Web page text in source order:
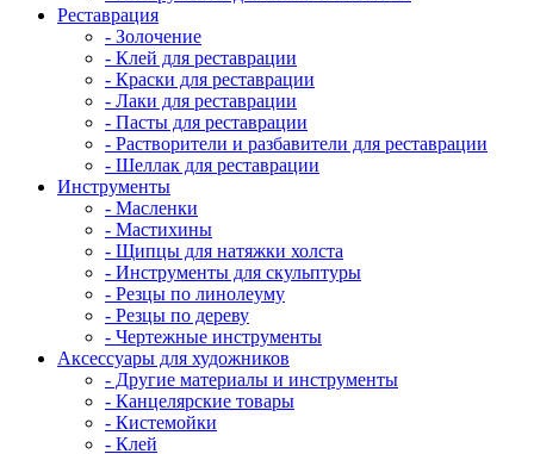
Реставрация
- Золочение
- Клей для реставрации
- Краски для реставрации
- Лаки для реставрации
- Пасты для реставрации
- Растворители и разбавители для реставрации
- Шеллак для реставрации
Инструменты
- Масленки
- Мастихины
- Щипцы для натяжки холста
- Инструменты для скульптуры
- Резцы по линолеуму
- Резцы по дереву
- Чертежные инструменты
Аксессуары для художников
- Другие материалы и инструменты
- Канцелярские товары
- Кистемойки
- Клей